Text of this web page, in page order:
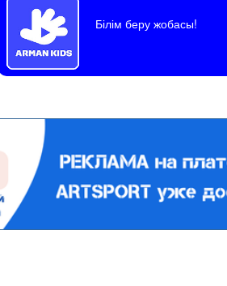
Білім беру жобасы!